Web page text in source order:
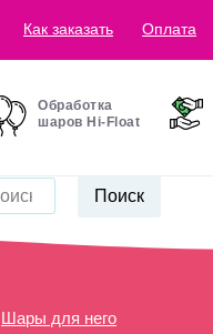
Как заказать Оплата
Обработка
шаров Hi-Float
Поиск
Шары для него